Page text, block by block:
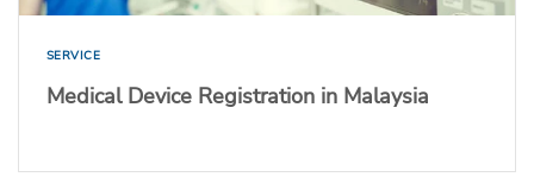
SERVICE
Medical Device Registration in Malaysia